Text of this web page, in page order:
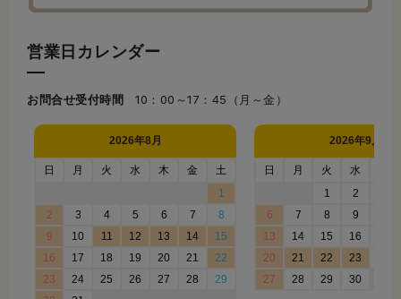
営業日カレンダー
お問合せ受付時間 10：00～17：45（月～金）